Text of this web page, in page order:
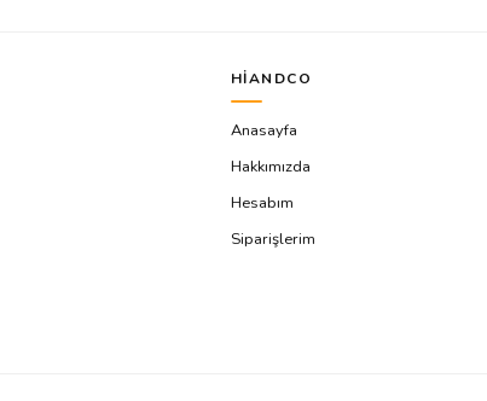
HIANDCO
Anasayfa
Hakkımızda
Hesabım
Siparişlerim